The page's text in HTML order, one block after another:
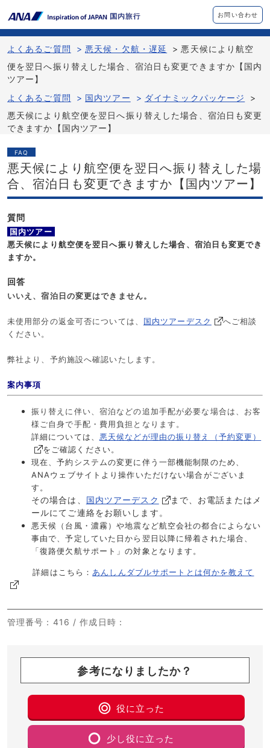
お問い合わせ
よくあるご質問 > 悪天候・欠航・遅延 > 悪天候により航空
便を翌日へ振り替えした場合、宿泊日も変更できますか【国内
ツアー】
よくあるご質問
> 国内ツアー > ダイナミックパッケージ
>
悪天候により航空便を翌日へ振り替えした場合、宿泊日も変更
できますか【国内ツアー】
FAQ
悪天候により航空便を翌日へ振り替えした場
合、宿泊日も変更できますか【国内ツアー】
質問
国内ツアー
悪天候により航空便を翌日へ振り替えした場合、宿泊日も変更でき
ますか。
回答
いいえ、宿泊日の変更はできません。
未使用部分の返金可否については、 国内ツアーデスク
へご相談
ください。
弊社より、予約施設へ確認いたします。
案内事項
振り替えに伴い、宿泊などの追加手配が必要な場合は、お客
様ご自身で手配・費用負担となります。
詳細については、 悪天候などが理由の振り替え（予約変更）
をご確認ください。
現在、予約システムの変更に伴う一部機能制限のため、
ANAウェブサイトより操作いただけない場合がございま
す。
その場合は、 国内ツアーデスク
まで、お電話またはメ
ールにてご連絡をお願いします。
悪天候（台風・濃霧）や地震など航空会社の都合によらない
事由で、予定していた日から翌日以降に帰着された場合、
「復路便欠航サポート」の対象となります。
詳細はこちら： あんしんダブルサポートとは何かを教えて
管理番号 ：416 /作成日時 ：
参考になりましたか？
役に立った
少し役に立った